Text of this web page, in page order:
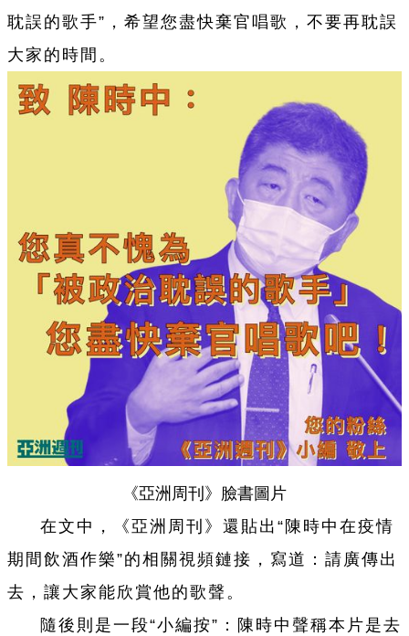
耽誤的歌手”，希望您盡快棄官唱歌，不要再耽誤
大家的時間。
《亞洲周刊》臉書圖片
在文中，《亞洲周刊》還貼出“陳時中在疫情
期間飲酒作樂”的相關視頻鏈接，寫道：請廣傳出
去，讓大家能欣賞他的歌聲。
隨後則是一段“小編按”：陳時中聲稱本片是去